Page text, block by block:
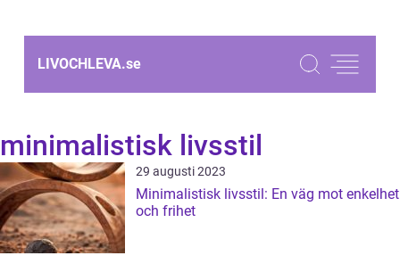
LIVOCHLEVA.se
minimalistisk livsstil
29 augusti 2023
Minimalistisk livsstil: En väg mot enkelhet
och frihet